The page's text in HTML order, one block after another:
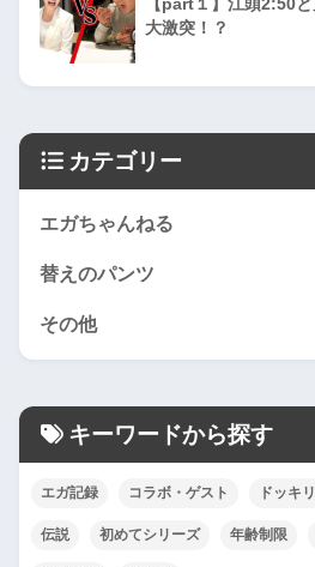
大激突！？
カテゴリー
エガちゃんねる
替えのパンツ
その他
キーワードから探す
エガ記録 コラボ・ゲスト ドッキリ
伝説 初めてシリーズ 年齢制限